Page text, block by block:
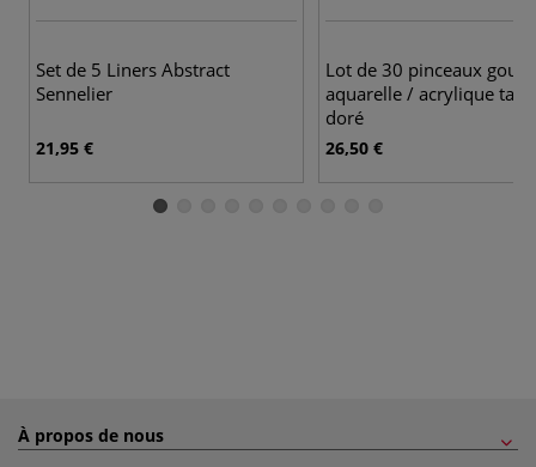
Set de 5 Liners Abstract
Sennelier
21,95 €
Lot de 30 pinceaux
aquarelle / acrylique
doré
26,50 €
À propos de nous